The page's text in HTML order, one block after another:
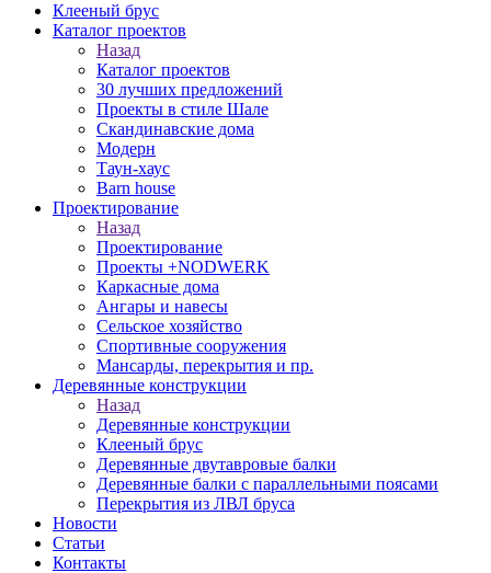
Клееный брус
Каталог проектов
Назад
Каталог проектов
30 лучших предложений
Проекты в стиле Шале
Скандинавские дома
Модерн
Таун-хаус
Barn house
Проектирование
Назад
Проектирование
Проекты +NODWERK
Каркасные дома
Ангары и навесы
Сельское хозяйство
Спортивные сооружения
Мансарды, перекрытия и пр.
Деревянные конструкции
Назад
Деревянные конструкции
Клееный брус
Деревянные двутавровые балки
Деревянные балки с параллельными поясами
Перекрытия из ЛВЛ бруса
Новости
Статьи
Контакты